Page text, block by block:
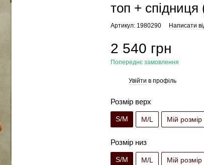
топ +
Артикул: 1980290 Написати
2 540 грн
Попереднє замовлення
Увійти в профіль
Розмір верх
S/M M/L Мій розмір
Розмір низ
S/M M/L Мій розмір